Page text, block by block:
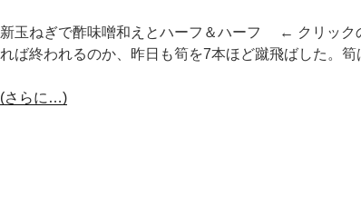
新玉ねぎで酢味噌和えとハーフ＆ハーフ ← クリック
れば終われるのか、昨日も筍を7本ほど蹴飛ばした。筍
(さらに…)